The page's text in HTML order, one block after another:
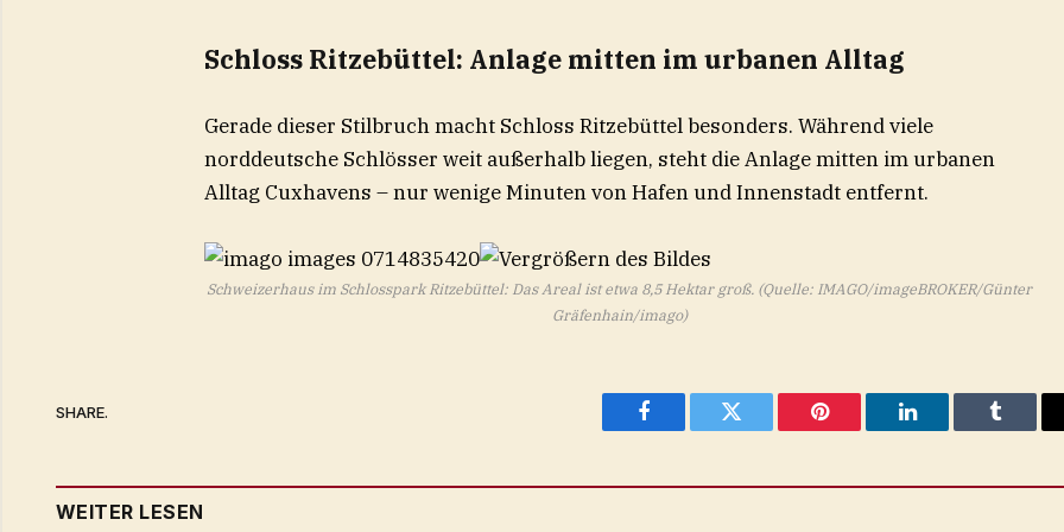
Schloss Ritzebüttel: Anlage mitten im urbanen Alltag
Gerade dieser Stilbruch macht Schloss Ritzebüttel besonders. Während viele
norddeutsche Schlösser weit außerhalb liegen, steht die Anlage mitten im urbanen
Alltag Cuxhavens – nur wenige Minuten von Hafen und Innenstadt entfernt.
Schweizerhaus im Schlosspark Ritzebüttel: Das Areal ist etwa 8,5 Hektar groß. (Quelle: IMAGO/imageBROKER/Günter
Gräfenhain/imago)
SHARE.
Facebook Twitter Pinterest LinkedIn Tumblr
WEITER LESEN